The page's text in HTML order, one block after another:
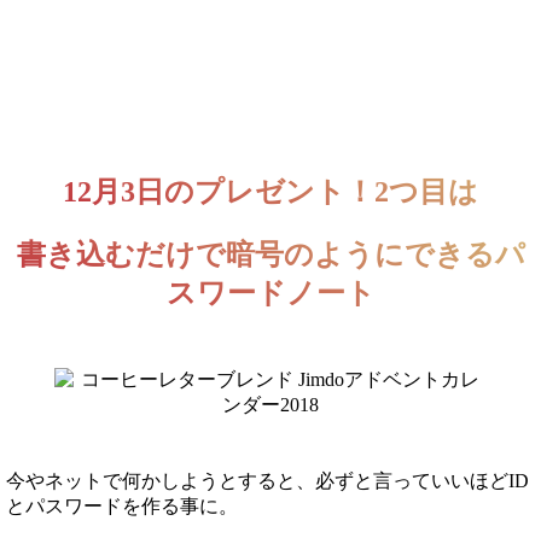
12月3日のプレゼント！2つ目は
書き込むだけで暗号のようにできるパ
スワードノート
今やネットで何かしようとすると、必ずと言っていいほどID
とパスワードを作る事に。